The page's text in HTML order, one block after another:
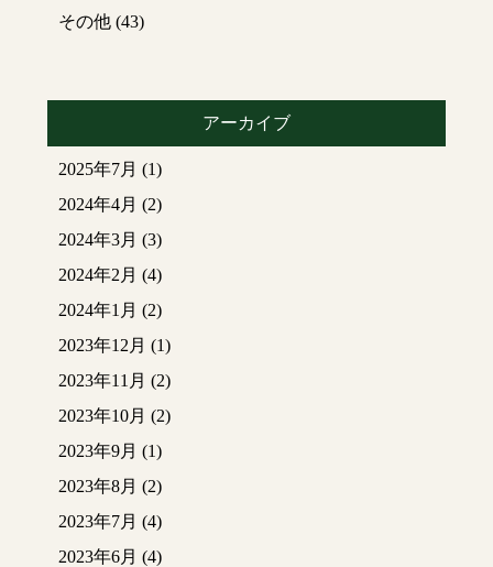
その他(43)
アーカイブ
2025年7月 (1)
2024年4月 (2)
2024年3月 (3)
2024年2月 (4)
2024年1月 (2)
2023年12月 (1)
2023年11月 (2)
2023年10月 (2)
2023年9月 (1)
2023年8月 (2)
2023年7月 (4)
2023年6月 (4)